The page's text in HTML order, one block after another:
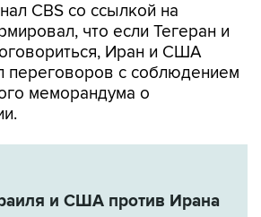
CBS со ссылкой на
что если Тегеран и
Иран и США
переговоров с соблюдением
меморандума о
и США против Ирана